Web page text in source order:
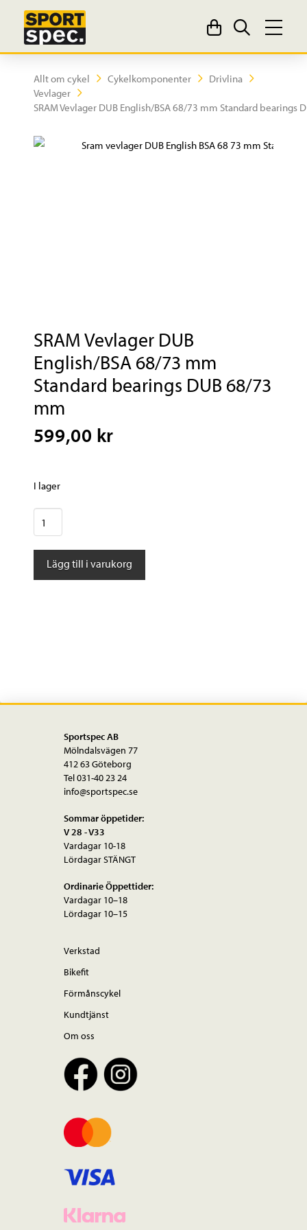
Allt om cykel Cykelkomponenter
Drivlina
Vevlager
SRAM Vevlager DUB English/BSA 68/73 mm Standard bearings
SRAM Vevlager DUB
English/BSA 68/73 mm
Standard bearings DUB 68/73
mm
599,00 kr
I lager
SRAM
Vevlager
DUB
English/BSA
Lägg till i varukorg
Sportspec AB
Mölndalsvägen 77
412 63 Göteborg
Tel 031-40 23 24
info@sportspec.se
Sommar öppetider:
V 28 - V33
Vardagar 10-18
Lördagar STÄNGT
Ordinarie Öppettider:
Vardagar 10–18
Lördagar 10–15
Verkstad
Bikefit
Förmånscykel
Kundtjänst
Om oss